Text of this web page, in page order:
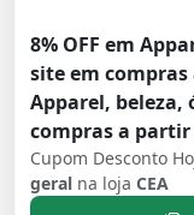
8% OFF em
site em compras
Apparel, beleza,
compras a partir
Cupom Desconto
geral na loja CEA